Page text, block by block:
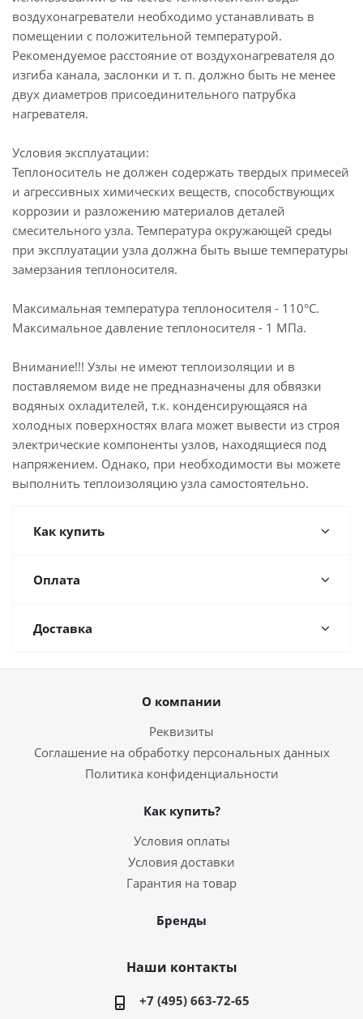
воздухонагреватели необходимо устанавливать в
помещении с положительной температурой.
Рекомендуемое расстояние от воздухонагревателя до
изгиба канала, заслонки и т. п. должно быть не менее
двух диаметров присоединительного патрубка
нагревателя.
Условия эксплуатации:
Теплоноситель не должен содержать твердых примесей
и агрессивных химических веществ, способствующих
коррозии и разложению материалов деталей
смесительного узла. Температура окружающей среды
при эксплуатации узла должна быть выше температуры
замерзания теплоносителя.
Максимальная температура теплоносителя - 110°С.
Максимальное давление теплоносителя - 1 МПа.
Внимание!!! Узлы не имеют теплоизоляции и в
поставляемом виде не предназначены для обвязки
водяных охладителей, т.к. конденсирующаяся на
холодных поверхностях влага может вывести из строя
электрические компоненты узлов, находящиеся под
напряжением. Однако, при необходимости вы можете
выполнить теплоизоляцию узла самостоятельно.
Как купить
Оплата
Доставка
О компании
Реквизиты
Соглашение на обработку персональных данных
Политика конфиденциальности
Как купить?
Условия оплаты
Условия доставки
Гарантия на товар
Бренды
Наши контакты
+7 (495) 663-72-65